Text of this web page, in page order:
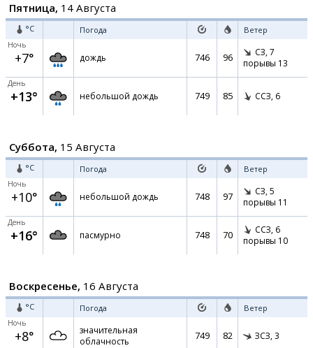
Пятница, 14 Августа
°C Погода Ветер
Ночь
+7° дождь 746 96 СЗ, 7
порывы 13
День
+13° небольшой дождь 749 85 ССЗ, 6
Суббота, 15 Августа
°C Погода Ветер
Ночь
+10° небольшой дождь 748 97 СЗ, 5
порывы 11
День
+16° пасмурно 748 70 ССЗ, 6
порывы 10
Воскресенье, 16 Августа
°C Погода Ветер
Ночь
+8°
значительная
облачность
749 82 ЗСЗ, 3